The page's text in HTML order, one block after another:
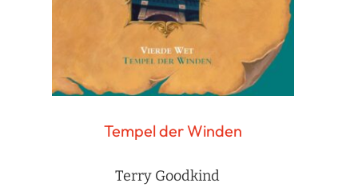
Tempel der Winden
Terry Goodkind